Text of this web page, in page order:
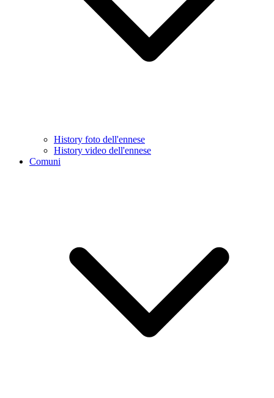
History foto dell'ennese
History video dell'ennese
Comuni